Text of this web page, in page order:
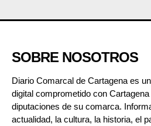
SOBRE NOSOTROS
Diario Comarcal de Cartagena es
digital comprometido con
diputaciones de su comarca.
actualidad, la cultura, la historia, el